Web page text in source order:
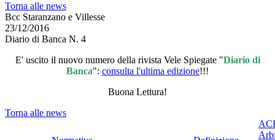
Torna alle news
Bcc Staranzano e Villesse
23/12/2016
Diario di Banca N. 4
E' uscito il nuovo numero della rivista Vele Spiegate "Diario di
Banca": consulta l'ultima edizione!!!
Buona Lettura!
Torna alle news